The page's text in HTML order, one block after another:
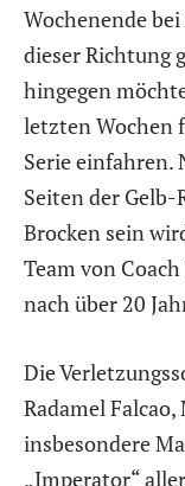
Wochenende
dieser Richtung
hingegen
letzten Wochen
Serie einfahren.
Seiten der Gelb-
Brocken sein
Team von
nach über 20
Die
Radamel
insbesondere
„Imperator“